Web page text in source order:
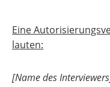
Eine
lauten:
[Name des